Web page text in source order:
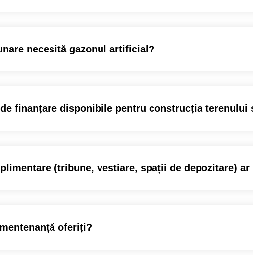
necesită gazonul artificial?
finanțare disponibile pentru construcția terenului
(tribune, vestiare, spații de depozitare)
oferiți?